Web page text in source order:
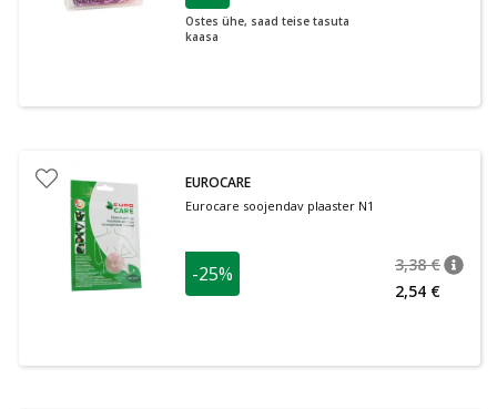
Ostes ühe, saad teise tasuta
kaasa
EUROCARE
Eurocare soojendav plaaster N1
-25% 3,38 €
2,54 €